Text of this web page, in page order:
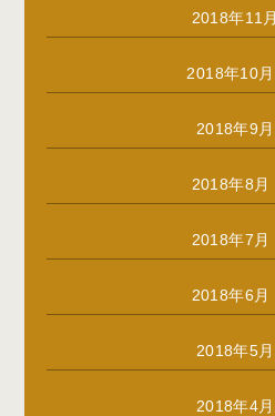
2018年11月
2018年10月
2018年9月
2018年8月
2018年7月
2018年6月
2018年5月
2018年4月